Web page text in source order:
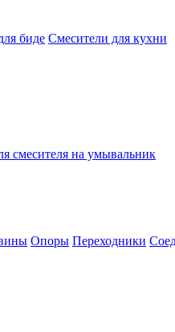
биде Смесители для кухни
смесителя на умывальник
Опоры Переходники